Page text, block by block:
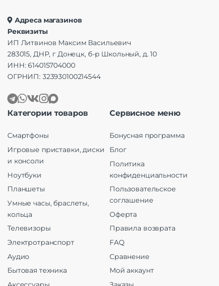
Адреса магазинов
Реквизиты
ИП Литвинов Максим Васильевич
283015, ДНР, г Донецк, б-р Школьный, д. 10
ИНН: 614015704000
ОГРНИП: 323930100214544
Категории товаров
Смартфоны
Игровые приставки, диски
и консоли
Ноутбуки
Планшеты
Умные часы, браслеты,
кольца
Телевизоры
Электротранспорт
Аудио
Бытовая техника
Сервисное меню
Бонусная программа
Блог
Политика
конфиденциальности
Пользовательское
соглашение
Оферта
Правила возврата
FAQ
Сравнение
Мой аккаунт